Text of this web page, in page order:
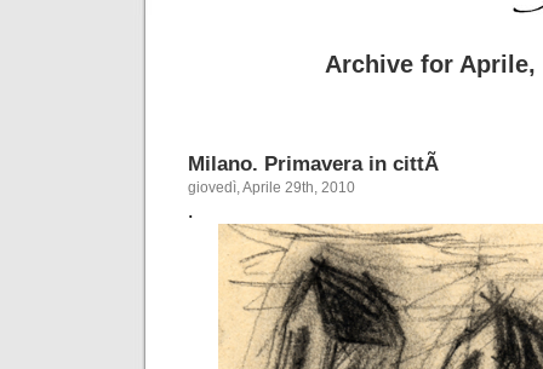
Archive for Aprile,
Milano. Primavera in cittÃ
giovedì, Aprile 29th, 2010
.